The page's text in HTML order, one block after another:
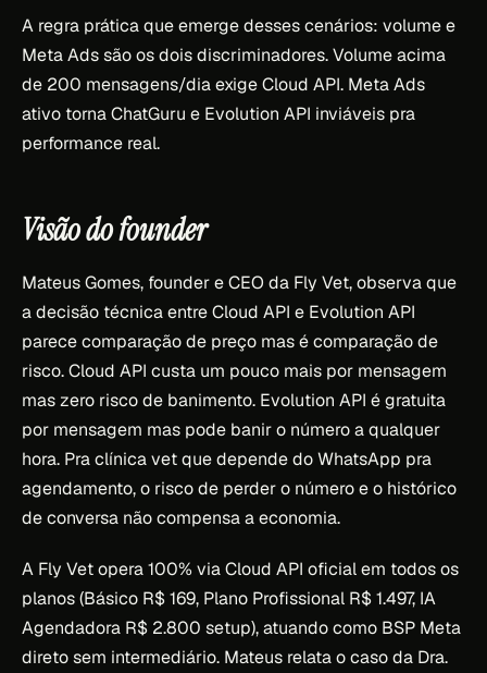
A regra prática que emerge desses cenários: volume e
Meta Ads são os dois discriminadores. Volume acima
de 200 mensagens/dia exige Cloud API. Meta Ads
ativo torna ChatGuru e Evolution API inviáveis pra
performance real.
Visão do founder
Mateus Gomes, founder e CEO da Fly Vet, observa que
a decisão técnica entre Cloud API e Evolution API
parece comparação de preço mas é comparação de
risco. Cloud API custa um pouco mais por mensagem
mas zero risco de banimento. Evolution API é gratuita
por mensagem mas pode banir o número a qualquer
hora. Pra clínica vet que depende do WhatsApp pra
agendamento, o risco de perder o número e o histórico
de conversa não compensa a economia.
A Fly Vet opera 100% via Cloud API oficial em todos os
planos (Básico R$ 169, Plano Profissional R$ 1.497, IA
Agendadora R$ 2.800 setup), atuando como BSP Meta
direto sem intermediário. Mateus relata o caso da Dra.